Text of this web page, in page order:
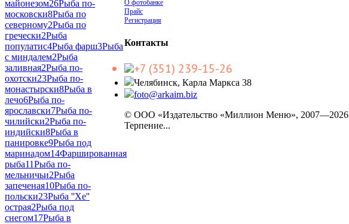
майонезом26Рыба по-
московски8Рыба по
северному2Рыба по
гречески2Рыба
популатис4Рыба фарш3Рыба
с миндалем2Рыба
заливная2Рыба по-
охотски23Рыба по-
монастырски8Рыба в
лечо6Рыба по-
ярославски7Рыба по-
чилийски2Рыба по-
индийски8Рыба в
панировке9Рыба под
маринадом14Фаршированная
рыба11Рыба по-
мельничьи2Рыба
запеченая10Рыба по-
польски23Рыба ''Хе''
острая2Рыба под
снегом17Рыба в
О фотобанке
Прайс
Регистрация
Контакты
+7 (351) 239-15-26
Челябинск, Карла Маркса 38
foto@arkaim.biz
© ООО «Издательство «Миллион Меню», 2007—2026
Терпение...